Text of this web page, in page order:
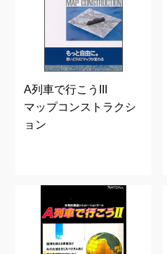
A列車で行こうIII
マップコンストラクシ
ョン